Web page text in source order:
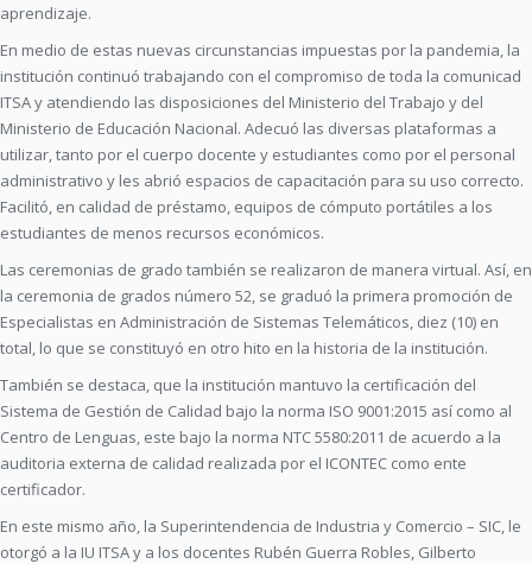
aprendizaje.
En medio de estas nuevas circunstancias impuestas por la pandemia, la
institución continuó trabajando con el compromiso de toda la comunicad
ITSA y atendiendo las disposiciones del Ministerio del Trabajo y del
Ministerio de Educación Nacional. Adecuó las diversas plataformas a
utilizar, tanto por el cuerpo docente y estudiantes como por el personal
administrativo y les abrió espacios de capacitación para su uso correcto.
Facilitó, en calidad de préstamo, equipos de cómputo portátiles a los
estudiantes de menos recursos económicos.
Las ceremonias de grado también se realizaron de manera virtual. Así, en
la ceremonia de grados número 52, se graduó la primera promoción de
Especialistas en Administración de Sistemas Telemáticos, diez (10) en
total, lo que se constituyó en otro hito en la historia de la institución.
También se destaca, que la institución mantuvo la certificación del
Sistema de Gestión de Calidad bajo la norma ISO 9001:2015 así como al
Centro de Lenguas, este bajo la norma NTC 5580:2011 de acuerdo a la
auditoria externa de calidad realizada por el ICONTEC como ente
certificador.
En este mismo año, la Superintendencia de Industria y Comercio – SIC, le
otorgó a la IU ITSA y a los docentes Rubén Guerra Robles, Gilberto